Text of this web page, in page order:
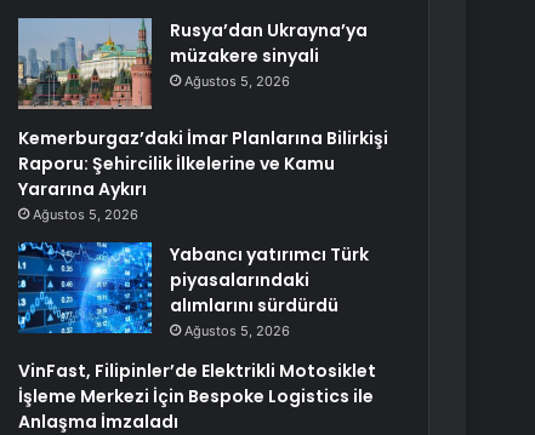
Rusya’dan Ukrayna’ya
müzakere sinyali
Ağustos 5, 2026
Kemerburgaz’daki İmar Planlarına Bilirkişi
Raporu: Şehircilik İlkelerine ve Kamu
Yararına Aykırı
Ağustos 5, 2026
Yabancı yatırımcı Türk
piyasalarındaki
alımlarını sürdürdü
Ağustos 5, 2026
VinFast, Filipinler’de Elektrikli Motosiklet
İşleme Merkezi İçin Bespoke Logistics ile
Anlaşma İmzaladı